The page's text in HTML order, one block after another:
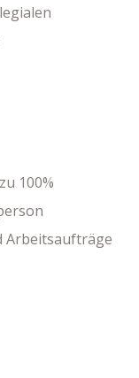
100%
Arbeitsaufträge